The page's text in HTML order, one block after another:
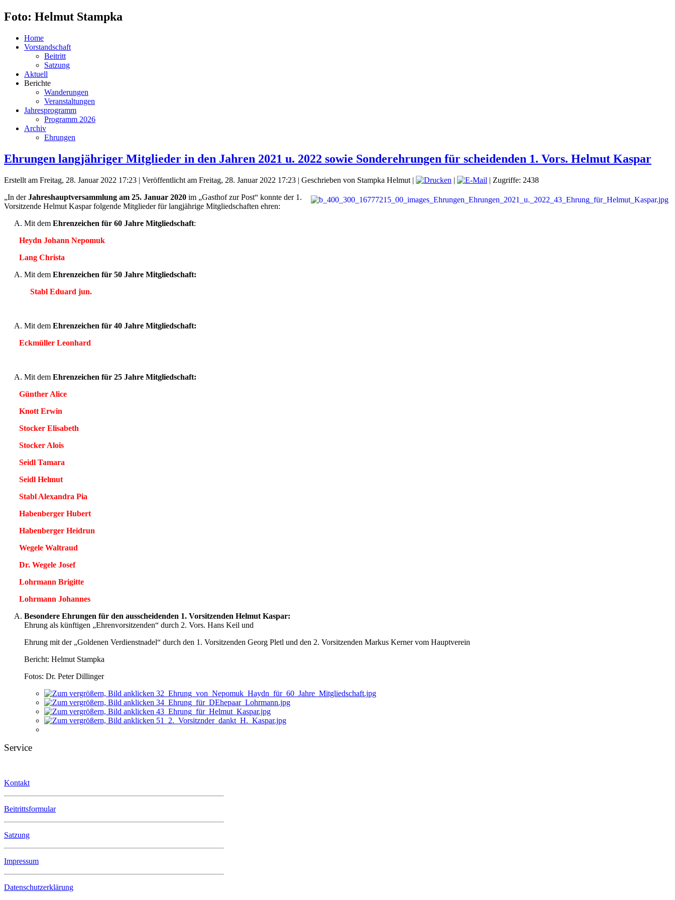
Foto: Helmut Stampka
Home
Vorstandschaft
Beitritt
Satzung
Aktuell
Berichte
Wanderungen
Veranstaltungen
Jahresprogramm
Programm 2026
Archiv
Ehrungen
Ehrungen langjähriger Mitglieder in den Jahren 2021 u. 2022 sowie Sonderehrungen für scheidenden 1. Vors. Helmut Kaspar
Erstellt am Freitag, 28. Januar 2022 17:23 | Veröffentlicht am Freitag, 28. Januar 2022 17:23 | Geschrieben von Stampka Helmut | |
| Zugriffe: 2438
„In derJahreshauptversammlung am 25. Januar 2020 im „Gasthof zur Post“ konnte der 1.
Vorsitzende Helmut Kaspar folgende Mitglieder für langjährige Mitgliedschaften ehren:
Mit dem Ehrenzeichen für 60 Jahre Mitgliedschaft:
Heydn Johann Nepomuk
Lang Christa
Mit dem Ehrenzeichen für 50 Jahre Mitgliedschaft:
Stabl Eduard jun.
Mit dem Ehrenzeichen für 40 Jahre Mitgliedschaft:
Eckmüller Leonhard
Mit dem Ehrenzeichen für 25 Jahre Mitgliedschaft:
Günther Alice
Knott Erwin
Stocker Elisabeth
Stocker Alois
Seidl Tamara
Seidl Helmut
Stabl Alexandra Pia
Habenberger Hubert
Habenberger Heidrun
Wegele Waltraud
Dr. Wegele Josef
Lohrmann Brigitte
Lohrmann Johannes
Besondere Ehrungen für den ausscheidenden 1. Vorsitzenden Helmut Kaspar:
Ehrung als künftigen „Ehrenvorsitzenden“ durch 2. Vors. Hans Keil und
Ehrung mit der „Goldenen Verdienstnadel“ durch den 1. Vorsitzenden Georg Pletl und den 2. Vorsitzenden Markus Kerner vom Hauptverein
Bericht: Helmut Stampka
Fotos: Dr. Peter Dillinger
Service
Kontakt
Beitrittsformular
Satzung
Impressum
Datenschutzerklärung